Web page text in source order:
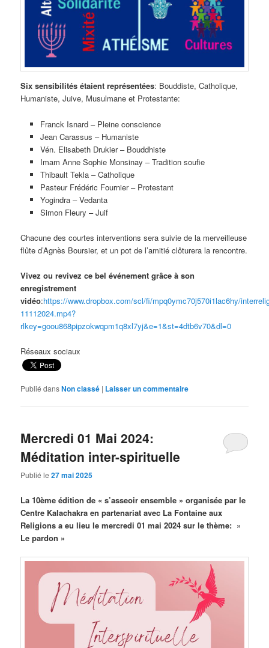
Six sensibilités étaient représentées: Bouddiste, Catholique,
Humaniste, Juive, Musulmane et Protestante:
Franck Isnard – Pleine conscience
Jean Carassus – Humaniste
Vén. Elisabeth Drukier – Bouddhiste
Imam Anne Sophie Monsinay – Tradition soufie
Thibault Tekla – Catholique
Pasteur Frédéric Fournier – Protestant
Yogindra – Vedanta
Simon Fleury – Juif
Chacune des courtes interventions sera suivie de la merveilleuse
flûte d’Agnès Boursier, et un pot de l’amitié clôturera la rencontre.
Vivez ou revivez ce bel événement grâce à son
enregistrement
vidéo:https://www.dropbox.com/scl/fi/mpq0ymc70j570i1lac6hy/
11112024.mp4?
rlkey=goou868pipzokwqpm1q8xl7yj&e=1&st=4dtb6v70&dl=0
Réseaux sociaux
Publié dansNon classé | Laisser un commentaire
Mercredi 01 Mai 2024:
Méditation inter-spirituelle
Publié le27 mai 2025
La 10ème édition de « s’asseoir ensemble » organisée par le
Centre Kalachakra en partenariat avec La Fontaine aux
Religions a eu lieu le mercredi 01 mai 2024 sur le thème: »
Le pardon »